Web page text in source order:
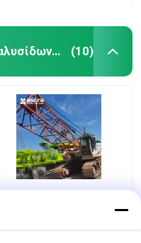
Γερανοί αντιολισθητικών αλυσίδων από δεύτερο χέρι (10)